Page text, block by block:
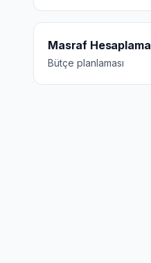
Masraf Hesaplama
Bütçe planlaması